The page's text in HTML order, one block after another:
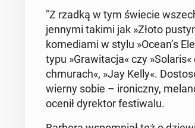
"Z rzadką w tym świecie
jen­ny­mi takimi jak »Złoto
ko­me­dia­mi w stylu »Ocean’s
typu »Gra­wi­ta­cja« czy
chmu­ra­ch«, »Jay Kelly«.
wierny sobie – iro­nicz­ny,
ocenił dy­rek­tor fe­sti­wa­lu.